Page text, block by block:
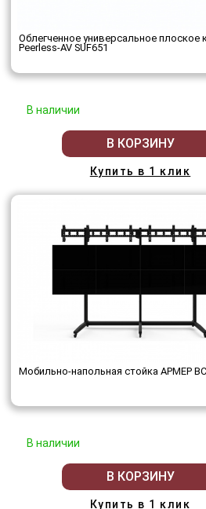
Облегченное универсальное плоское
Peerless-AV SUF651
В наличии
В КОРЗИНУ
Купить в 1 клик
Мобильно-напольная стойка АРМЕР
В наличии
В КОРЗИНУ
Купить в 1 клик